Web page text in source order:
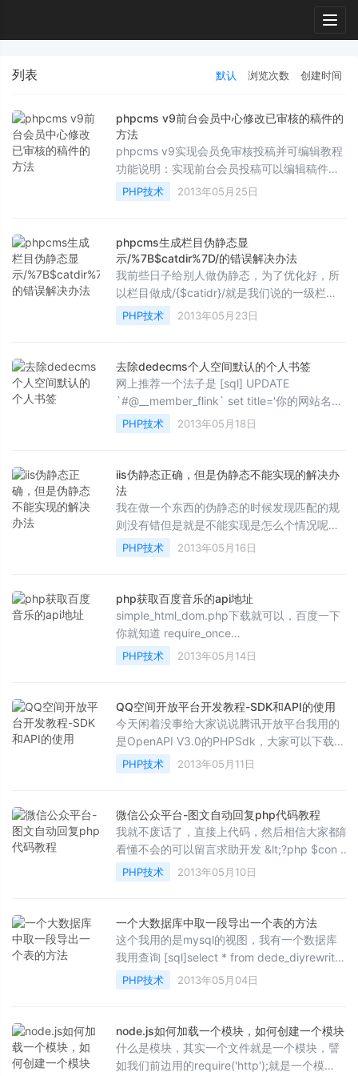
列表 默认 浏览次数 创建时间
phpcms v9前台会员中心修改已审核的稿件的
方法
phpcms v9实现会员免审核投稿并可编辑教程
功能说明：实现前台会员投稿可以编辑稿件，
并免除审核的功能。（需要设置用户会员组为
投稿无需审核）...
PHP技术 2013年05月25日
phpcms生成栏目伪静态显
示/%7B$catdir%7D/的错误解决办法
我前些日子给别人做伪静态，为了优化好，所
以栏目做成/{$catidr}/就是我们说的一级栏目
名称，应该是域名/meiguo/结果出来之后是域
名/%7B$catdir%7...
PHP技术 2013年05月23日
去除dedecms个人空间默认的个人书签
网上推荐一个法子是 [sql] UPDATE
`#@__member_flink` set title='你的网站名
称',url='你的网址' [/sql] 这个是修改你现在数
据库的数据，然后...
PHP技术 2013年05月18日
iis伪静态正确，但是伪静态不能实现的解决办
法
我在做一个东西的伪静态的时候发现匹配的规
则没有错但是就是不能实现是怎么个情况呢？
我总结了两个伪静态不能实现的解决方案，这
两个都是我...
PHP技术 2013年05月16日
php获取百度音乐的api地址
simple_html_dom.php下载就可以，百度一下
你就知道 require_once
&quot;simple_html_dom.php&quot;; function
PHP技术 2013年05月14日
QQ空间开放平台开发教程-SDK和API的使用
今天闲着没事给大家说说腾讯开放平台我用的
是OpenAPI V3.0的PHPSdk，大家可以下载一
下，现在就简单的说明一下使用因为我也没有
应需求只是看一下...
PHP技术 2013年05月11日
微信公众平台-图文自动回复php代码教程
我就不废话了，直接上代码，然后相信大家都能
看懂不会的可以留言求助开发 &lt;?php $con =
mysql_connect(&quot;localhost&quot;,&quot;
账号&q...
PHP技术 2013年05月10日
一个大数据库中取一段导出一个表的方法
这个我用的是mysql的视图，我有一个数据库
我用查询 [sql]select * from dede_diyrewrite
where addtime like '%2012-04-07%';[/sql]
语句查询...
PHP技术 2013年05月04日
node.js如何加载一个模块，如何创建一个模块
什么是模块，其实一个文件就是一个模块，譬
如我们前边用的require('http');就是一个模